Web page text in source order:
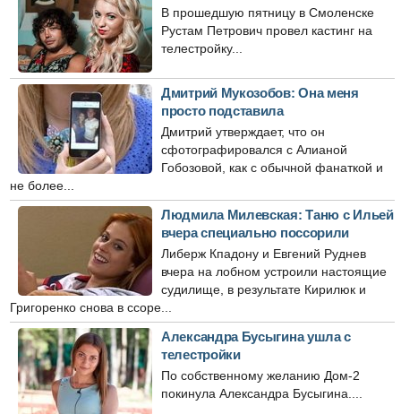
В прошедшую пятницу в Смоленске
Рустам Петрович провел кастинг на
телестройку...
Дмитрий Мукозобов: Она меня
просто подставила
Дмитрий утверждает, что он
сфотографировался с Алианой
Гобозовой, как с обычной фанаткой и
не более...
Людмила Милевская: Таню с Ильей
вчера специально поссорили
Либерж Кпадону и Евгений Руднев
вчера на лобном устроили настоящие
судилище, в результате Кирилюк и
Григоренко снова в ссоре...
Александра Бусыгина ушла с
телестройки
По собственному желанию Дом-2
покинула Александра Бусыгина....